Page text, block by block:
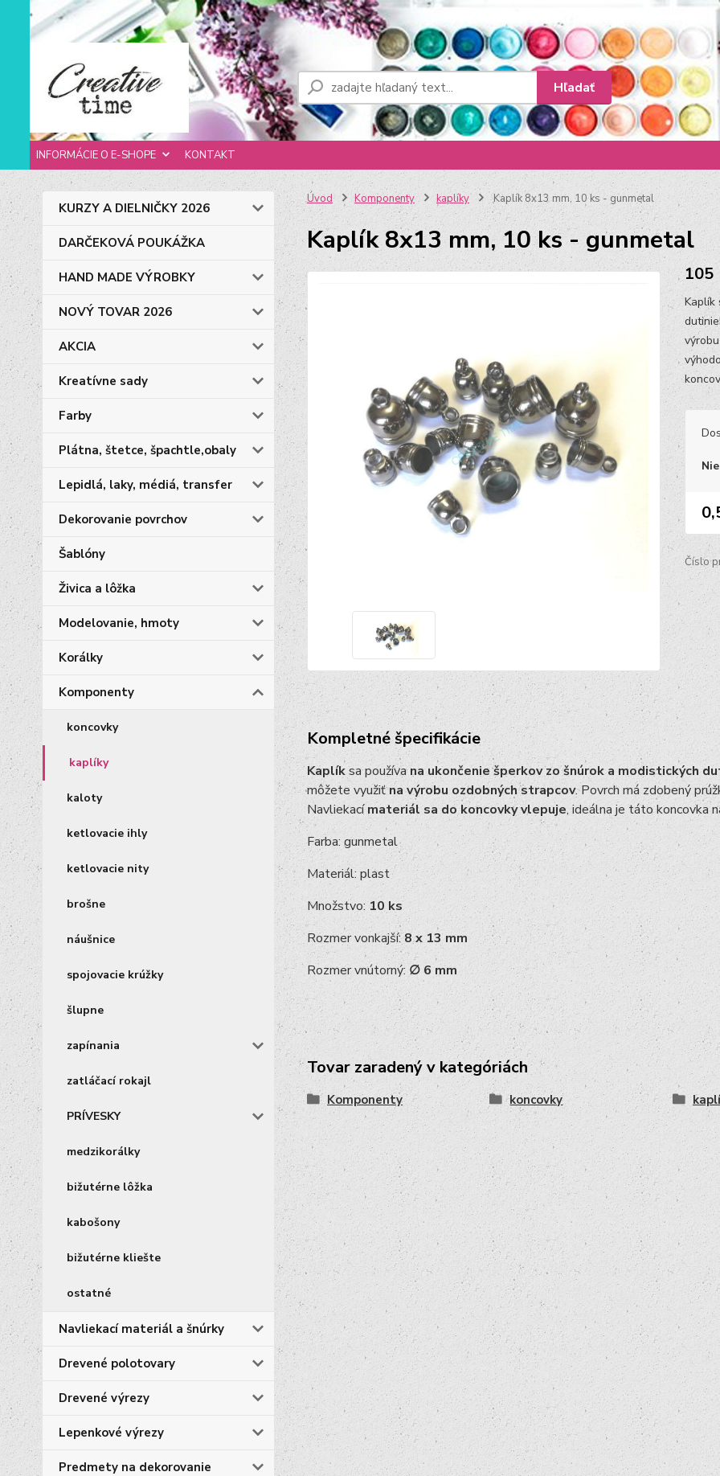
INFORMÁCIE O E-SHOPE KONTAKT
Hľadať
KURZY A DIELNIČKY 2026
DARČEKOVÁ POUKÁŽKA
HAND MADE VÝROBKY
NOVÝ TOVAR 2026
AKCIA
Kreatívne sady
Farby
Plátna, štetce, špachtle,obaly
Lepidlá, laky, médiá, transfer
Dekorovanie povrchov
Šablóny
Živica a lôžka
Modelovanie, hmoty
Korálky
Komponenty
koncovky
kaplíky
kaloty
ketlovacie ihly
ketlovacie nity
brošne
náušnice
spojovacie krúžky
šlupne
zapínania
zatláčací rokajl
PRÍVESKY
medzikorálky
bižutérne lôžka
kabošony
bižutérne kliešte
ostatné
Navliekací materiál a šnúrky
Drevené polotovary
Drevené výrezy
Lepenkové výrezy
Predmety na dekorovanie
Úvod Komponenty kaplíky Kaplík 8x13 mm, 10 ks - gunmetal
Kaplík 8x13 mm, 10 ks - gunmetal
105
Kaplík
Číslo
Kompletné špecifikácie
Kaplíksa používana ukončenie šperkov zo šnúrok a modistických
môžete využiťna výrobu ozdobných strapcov. Povrch má zdobený
Navliekacímateriál sa do koncovky vlepuje, ideálna je táto koncovka
Farba: gunmetal
Materiál: plast
Množstvo: 10 ks
Rozmer vonkajší:8 x 13 mm
Rozmer vnútorný: ∅ 6 mm
Tovar zaradený v kategóriách
Komponenty koncovky